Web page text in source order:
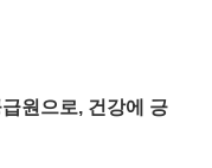
원으로, 건강에 긍